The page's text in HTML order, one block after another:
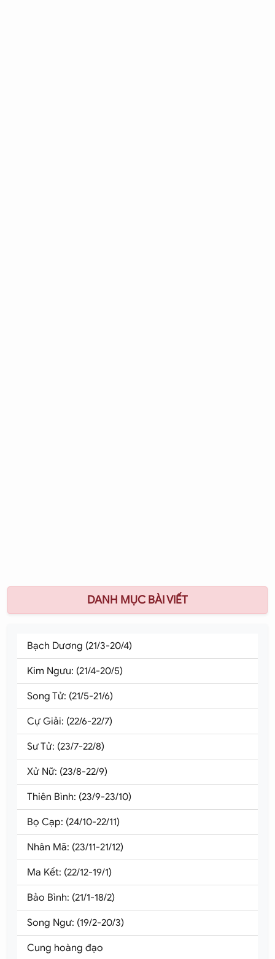
DANH MỤC BÀI VIẾT
Bạch Dương (21/3-20/4)
Kim Ngưu: (21/4-20/5)
Song Tử: (21/5-21/6)
Cự Giải: (22/6-22/7)
Sư Tử: (23/7-22/8)
Xử Nữ: (23/8-22/9)
Thiên Bình: (23/9-23/10)
Bọ Cạp: (24/10-22/11)
Nhân Mã: (23/11-21/12)
Ma Kết: (22/12-19/1)
Bảo Bình: (21/1-18/2)
Song Ngư: (19/2-20/3)
Cung hoàng đạo